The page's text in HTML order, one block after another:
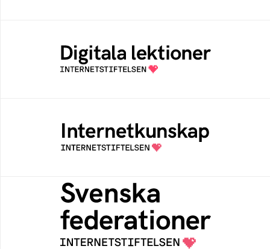
Öppen digital lärresurs med färdiga lektioner
för alla stadier i grundskolan
Samlad kunskap som hjälper dig att bli en
säker och medveten internetanvändare
Svenska federationer
Grunden för medlemskap i en sektors- eller
kontextspecifik federation